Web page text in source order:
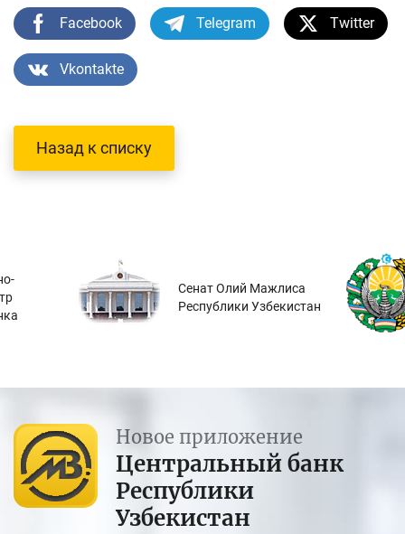
Facebook Telegram Twitter
Vkontakte
Назад к списку
Сенат Олий Мажлиса
Республики Узбекистан
Новое приложение
Центральный банк
Республики
Узбекистан